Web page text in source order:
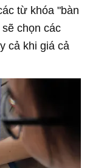
từ khóa "bàn
chọn các
cả khi giá cả